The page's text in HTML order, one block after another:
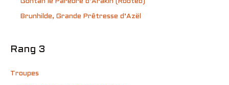
Brunhilde, Grande Prêtresse d’Azël
Rang 3
Troupes